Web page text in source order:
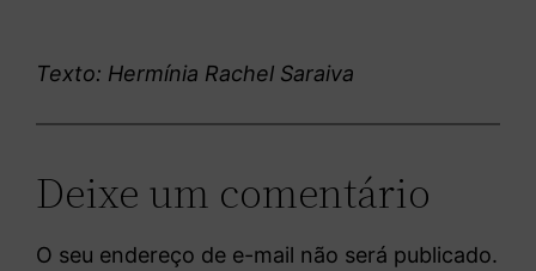
Texto: Hermínia Rachel Saraiva
Deixe um comentário
O seu endereço de e-mail não será publicado.